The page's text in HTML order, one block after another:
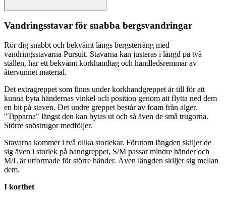
Vandringsstavar för snabba bergsvandringar
Rör dig snabbt och bekvämt längs bergsterräng med
vandringsstavarna Pursuit. Stavarna kan justeras i längd på två
ställen, har ett bekvämt korkhandtag och handledsremmar av
återvunnet material.
Det extragreppet som finns under korkhandgreppet är till för att
kunna byta händernas vinkel och position genom att flytta ned dem
en bit på staven. Det undre greppet består av foam från alger.
"Tipparna" längst den kan bytas ut och så även de små trugorna.
Större snöstrugor medföljer.
Stavarna kommer i två olika storlekar. Förutom längden skiljer de
sig även i storlek på handgreppet, S/M passar mindre händer och
M/L är utformade för större händer. Även längden skiljer sig mellan
dem.
I korthet